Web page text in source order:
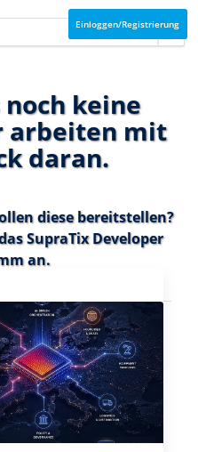
Einloggen/Registrierung
keine
arbeiten mit
daran.
diese bereitstellen?
SupraTix Developer
an.